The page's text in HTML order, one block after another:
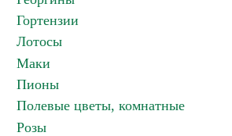
Гортензии
Лотосы
Маки
Пионы
Полевые цветы, комнатные
Розы